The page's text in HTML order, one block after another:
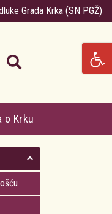
Grada Krka (SN PGŽ)
o Krku